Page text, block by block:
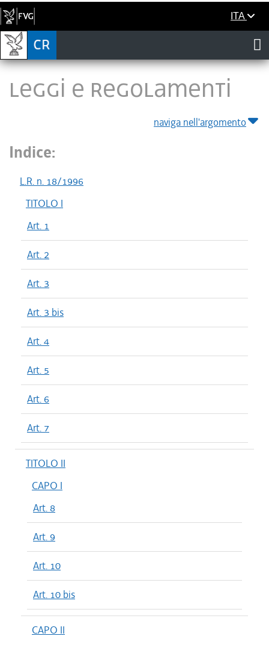
ITA
LEGGI E REGOLAMENTI
naviga nell'argomento
Indice:
L.R. n. 18/1996
TITOLO I
Art. 1
Art. 2
Art. 3
Art. 3 bis
Art. 4
Art. 5
Art. 6
Art. 7
TITOLO II
CAPO I
Art. 8
Art. 9
Art. 10
Art. 10 bis
CAPO II